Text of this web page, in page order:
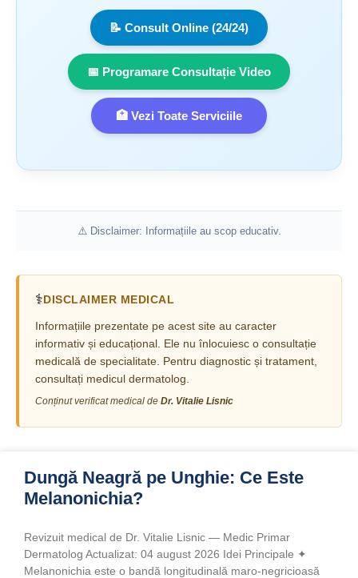
📝 Consult Online (24/24)
📅 Programare Consultație Video
🏥 Vezi Toate Serviciile
⚠️ Disclaimer: Informațiile au scop educativ.
⚕️DISCLAIMER MEDICAL
Informațiile prezentate pe acest site au caracter
informativ și educațional. Ele nu înlocuiesc o consultație
medicală de specialitate. Pentru diagnostic și tratament,
consultați medicul dermatolog.
Conținut verificat medical de Dr. Vitalie Lisnic
Dungă Neagră pe Unghie: Ce Este
Melanonichia?
Revizuit medical de Dr. Vitalie Lisnic — Medic Primar
Dermatolog Actualizat: 04 august 2026 Idei Principale ✦
Melanonichia este o bandă longitudinală maro-negricioasă